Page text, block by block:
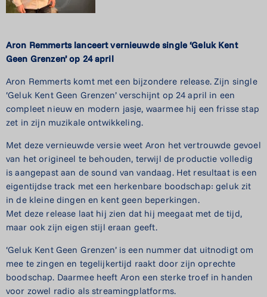
Aron Remmerts lanceert vernieuwde single ‘Geluk Kent
Geen Grenzen’ op 24 april
Aron Remmerts komt met een bijzondere release. Zijn single
‘Geluk Kent Geen Grenzen’ verschijnt op 24 april in een
compleet nieuw en modern jasje, waarmee hij een frisse stap
zet in zijn muzikale ontwikkeling.
Met deze vernieuwde versie weet Aron het vertrouwde gevoel
van het origineel te behouden, terwijl de productie volledig
is aangepast aan de sound van vandaag. Het resultaat is een
eigentijdse track met een herkenbare boodschap: geluk zit
in de kleine dingen en kent geen beperkingen.
Met deze release laat hij zien dat hij meegaat met de tijd,
maar ook zijn eigen stijl eraan geeft.
‘Geluk Kent Geen Grenzen’ is een nummer dat uitnodigt om
mee te zingen en tegelijkertijd raakt door zijn oprechte
boodschap. Daarmee heeft Aron een sterke troef in handen
voor zowel radio als streamingplatforms.